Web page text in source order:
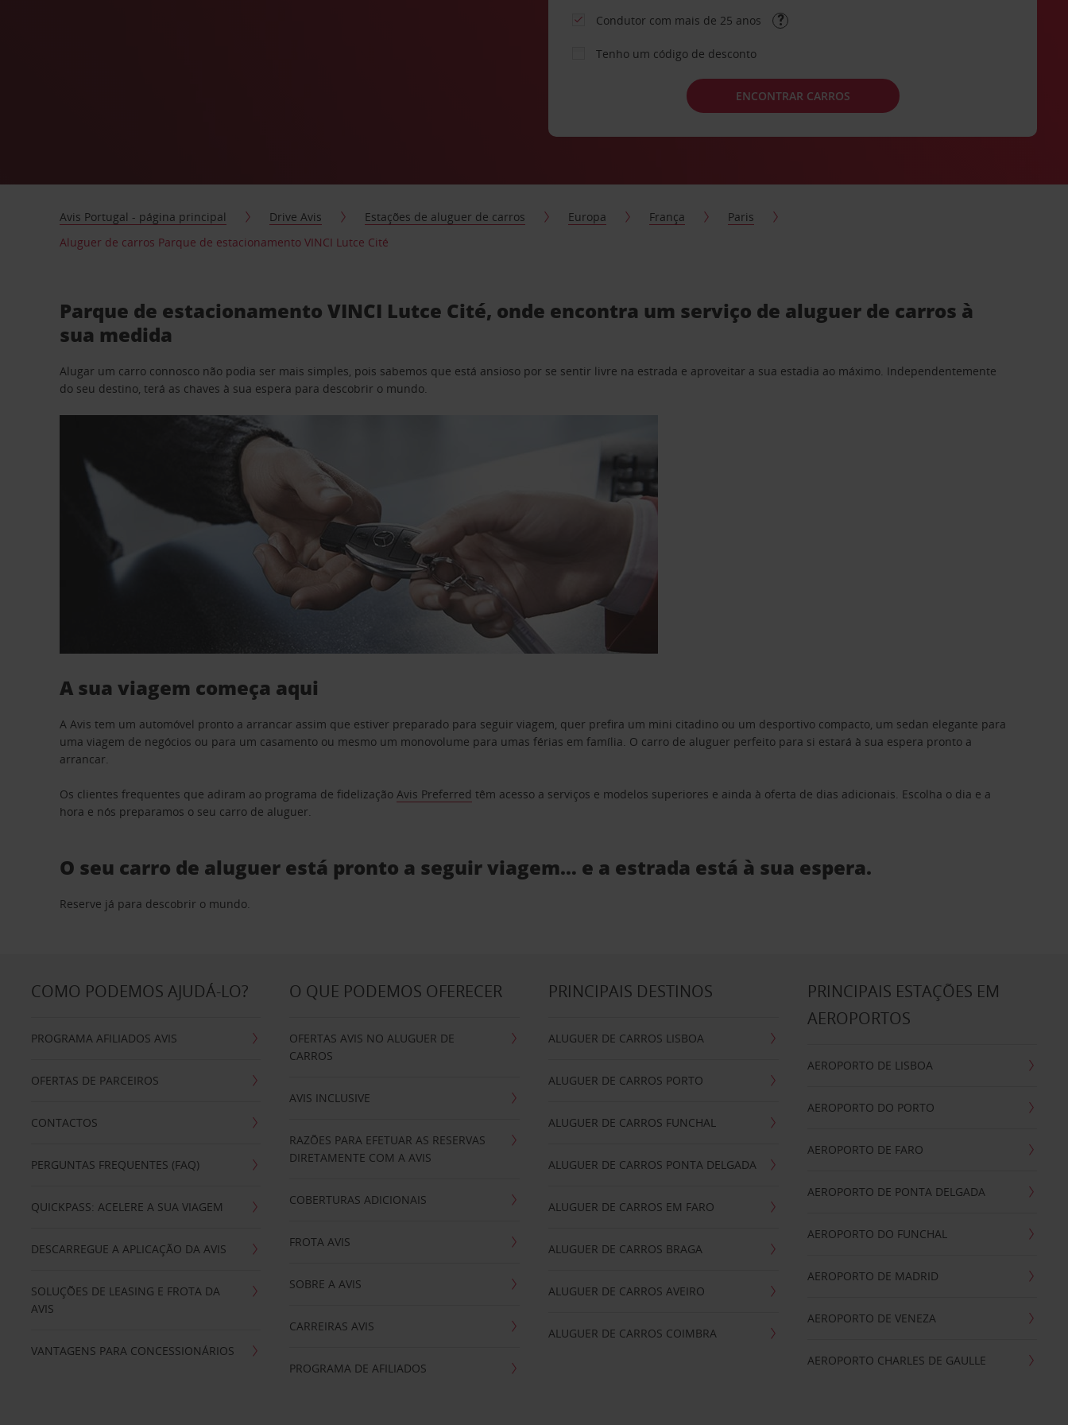
Condutor com mais de 25 anos
Tenho um código de desconto
ENCONTRAR CARROS
Avis Portugal - página principal Drive Avis Estações de aluguer de carros Europa França
Paris
Aluguer de carros Parque de estacionamento VINCI Lutce Cité
Parque de estacionamento VINCI Lutce Cité, onde encontra um serviço de aluguer de carros à
sua medida
Alugar um carro connosco não podia ser mais simples, pois sabemos que está ansioso por se sentir livre na estrada e aproveitar a sua estadia ao máximo. Independentemente
do seu destino, terá as chaves à sua espera para descobrir o mundo.
A sua viagem começa aqui
A Avis tem um automóvel pronto a arrancar assim que estiver preparado para seguir viagem, quer prefira um mini citadino ou um desportivo compacto, um sedan elegante para
uma viagem de negócios ou para um casamento ou mesmo um monovolume para umas férias em família. O carro de aluguer perfeito para si estará à sua espera pronto a
arrancar.
Os clientes frequentes que adiram ao programa de fidelizaçãoAvis Preferred têm acesso a serviços e modelos superiores e ainda à oferta de dias adicionais. Escolha o dia e a
hora e nós preparamos o seu carro de aluguer.
O seu carro de aluguer está pronto a seguir viagem… e a estrada está à sua espera.
Reserve já para descobrir o mundo.
COMO PODEMOS AJUDÁ-LO?
PROGRAMA AFILIADOS AVIS
OFERTAS DE PARCEIROS
CONTACTOS
PERGUNTAS FREQUENTES (FAQ)
QUICKPASS: ACELERE A SUA VIAGEM
DESCARREGUE A APLICAÇÃO DA AVIS
SOLUÇÕES DE LEASING E FROTA DA
AVIS
VANTAGENS PARA CONCESSIONÁRIOS
O QUE PODEMOS OFERECER
OFERTAS AVIS NO ALUGUER DE
CARROS
AVIS INCLUSIVE
RAZÕES PARA EFETUAR AS RESERVAS
DIRETAMENTE COM A AVIS
COBERTURAS ADICIONAIS
FROTA AVIS
SOBRE A AVIS
CARREIRAS AVIS
PROGRAMA DE AFILIADOS
PRINCIPAIS DESTINOS
ALUGUER DE CARROS LISBOA
ALUGUER DE CARROS PORTO
ALUGUER DE CARROS FUNCHAL
ALUGUER DE CARROS PONTA DELGADA
ALUGUER DE CARROS EM FARO
ALUGUER DE CARROS BRAGA
ALUGUER DE CARROS AVEIRO
ALUGUER DE CARROS COIMBRA
PRINCIPAIS ESTAÇÕES EM
AEROPORTOS
AEROPORTO DE LISBOA
AEROPORTO DO PORTO
AEROPORTO DE FARO
AEROPORTO DE PONTA DELGADA
AEROPORTO DO FUNCHAL
AEROPORTO DE MADRID
AEROPORTO DE VENEZA
AEROPORTO CHARLES DE GAULLE